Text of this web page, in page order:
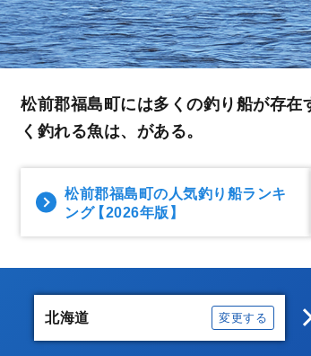
松前郡福島町には多くの釣り船が存在
く釣れる魚は、がある。
松前郡福島町の人気釣り船ランキ
ング【2026年版】
北海道 変更する